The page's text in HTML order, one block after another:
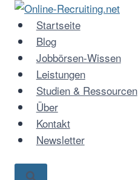
Zum
Inhalt
springen
Startseite
Blog
Jobbörsen-Wissen
Leistungen
Studien & Ressourcen
Über
Kontakt
Newsletter